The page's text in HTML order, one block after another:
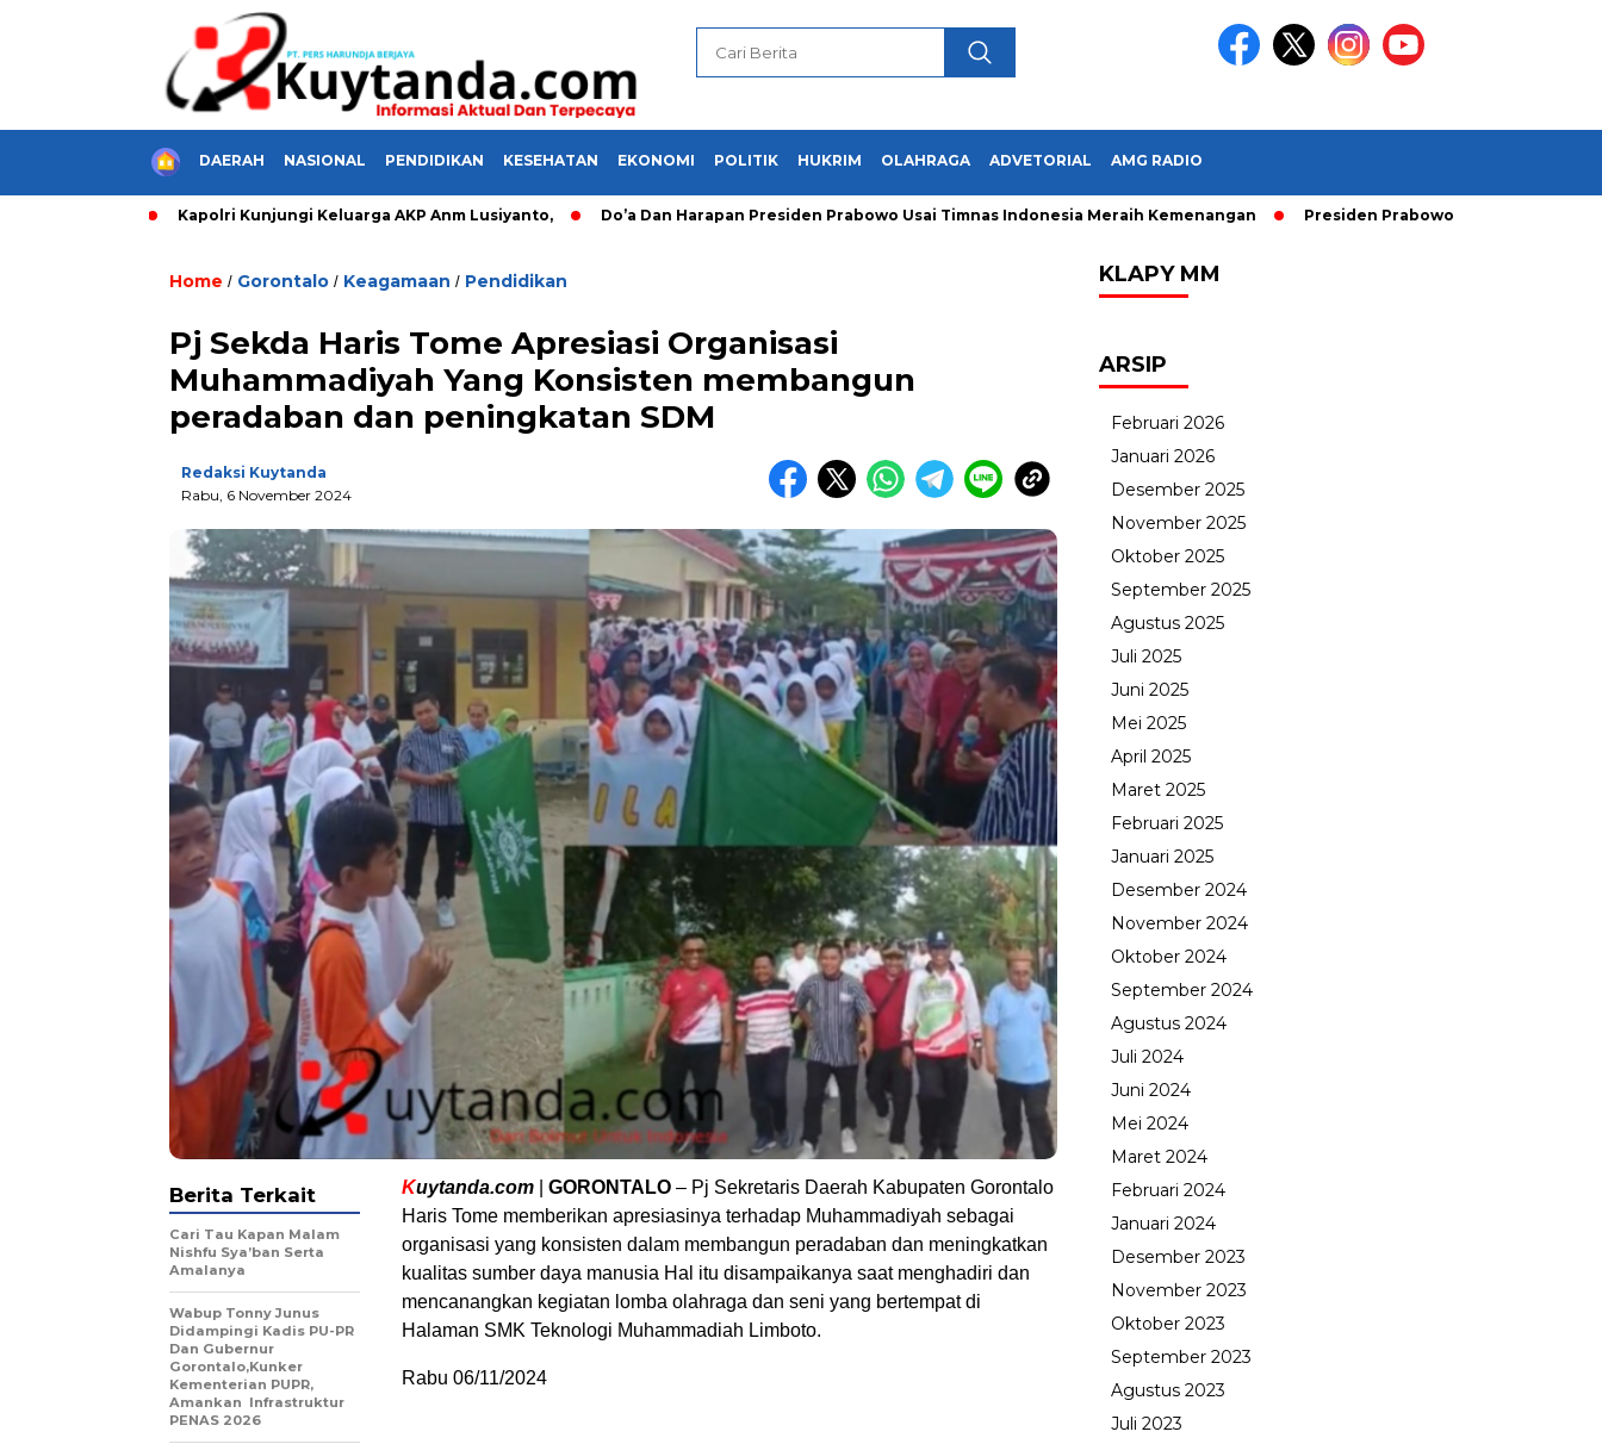
HOME
DAERAH NASIONAL PENDIDIKAN KESEHATAN EKONOMI POLITIK HUKRIM OLAHRAGA ADVETORIAL AMG RADIO
Kapolri Kunjungi Keluarga AKP Anm Lusiyanto, Do’a Dan Harapan Presiden Prabowo Usai Timnas Indonesia Meraih Kemenangan Presiden Prabowo Subianto Melantik 31
Home / Gorontalo / Keagamaan / Pendidikan
Pj Sekda Haris Tome Apresiasi Organisasi
Muhammadiyah Yang Konsisten membangun
peradaban dan peningkatan SDM
Redaksi Kuytanda
Rabu, 6 November 2024
Kuytanda.com GORONTALO – Pj Sekretaris Daerah Kabupaten Gorontalo
Haris Tome memberikan apresiasinya terhadap Muhammadiyah sebagai
organisasi yang konsisten dalam membangun peradaban dan meningkatkan
kualitas sumber daya manusia Hal itu disampaikanya saat menghadiri dan
mencanangkan kegiatan lomba olahraga dan seni yang bertempat di
Halaman SMK Teknologi Muhammadiah Limboto.
Rabu 06/11/2024
Berita Terkait
Cari Tau Kapan Malam
Nishfu Sya’ban Serta
Amalanya
Wabup Tonny Junus
Didampingi Kadis PU-PR
Dan Gubernur
Gorontalo,Kunker
Kementerian PUPR,
Amankan Infrastruktur
PENAS 2026
KLAPY MM
ARSIP
Februari 2026
Januari 2026
Desember 2025
November 2025
Oktober 2025
September 2025
Agustus 2025
Juli 2025
Juni 2025
Mei 2025
April 2025
Maret 2025
Februari 2025
Januari 2025
Desember 2024
November 2024
Oktober 2024
September 2024
Agustus 2024
Juli 2024
Juni 2024
Mei 2024
Maret 2024
Februari 2024
Januari 2024
Desember 2023
November 2023
Oktober 2023
September 2023
Agustus 2023
Juli 2023